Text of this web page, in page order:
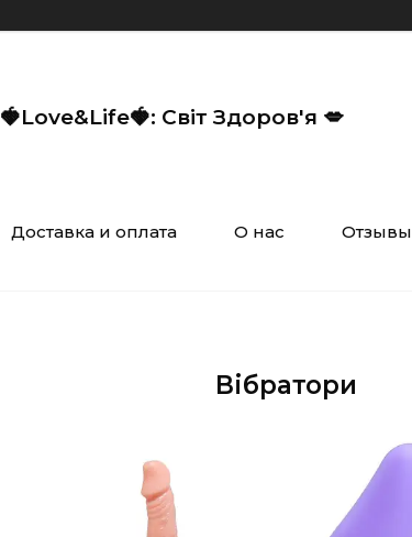
🍓Love&Life🍓: Світ Здоров'я 💋
Доставка и оплата О нас Отзывы
Вібратори